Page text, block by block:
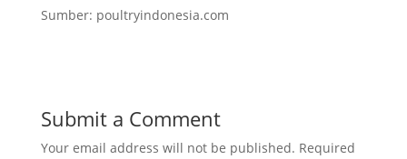
Sumber: poultryindonesia.com
Submit a Comment
Your email address will not be published. Required